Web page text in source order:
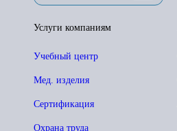
Услуги компаниям
Учебный центр
Мед. изделия
Сертификация
Охрана труда